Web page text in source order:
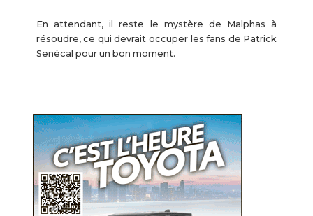
En attendant, il reste le mystère de Malphas à
résoudre, ce qui devrait occuper les fans de Patrick
Senécal pour un bon moment.